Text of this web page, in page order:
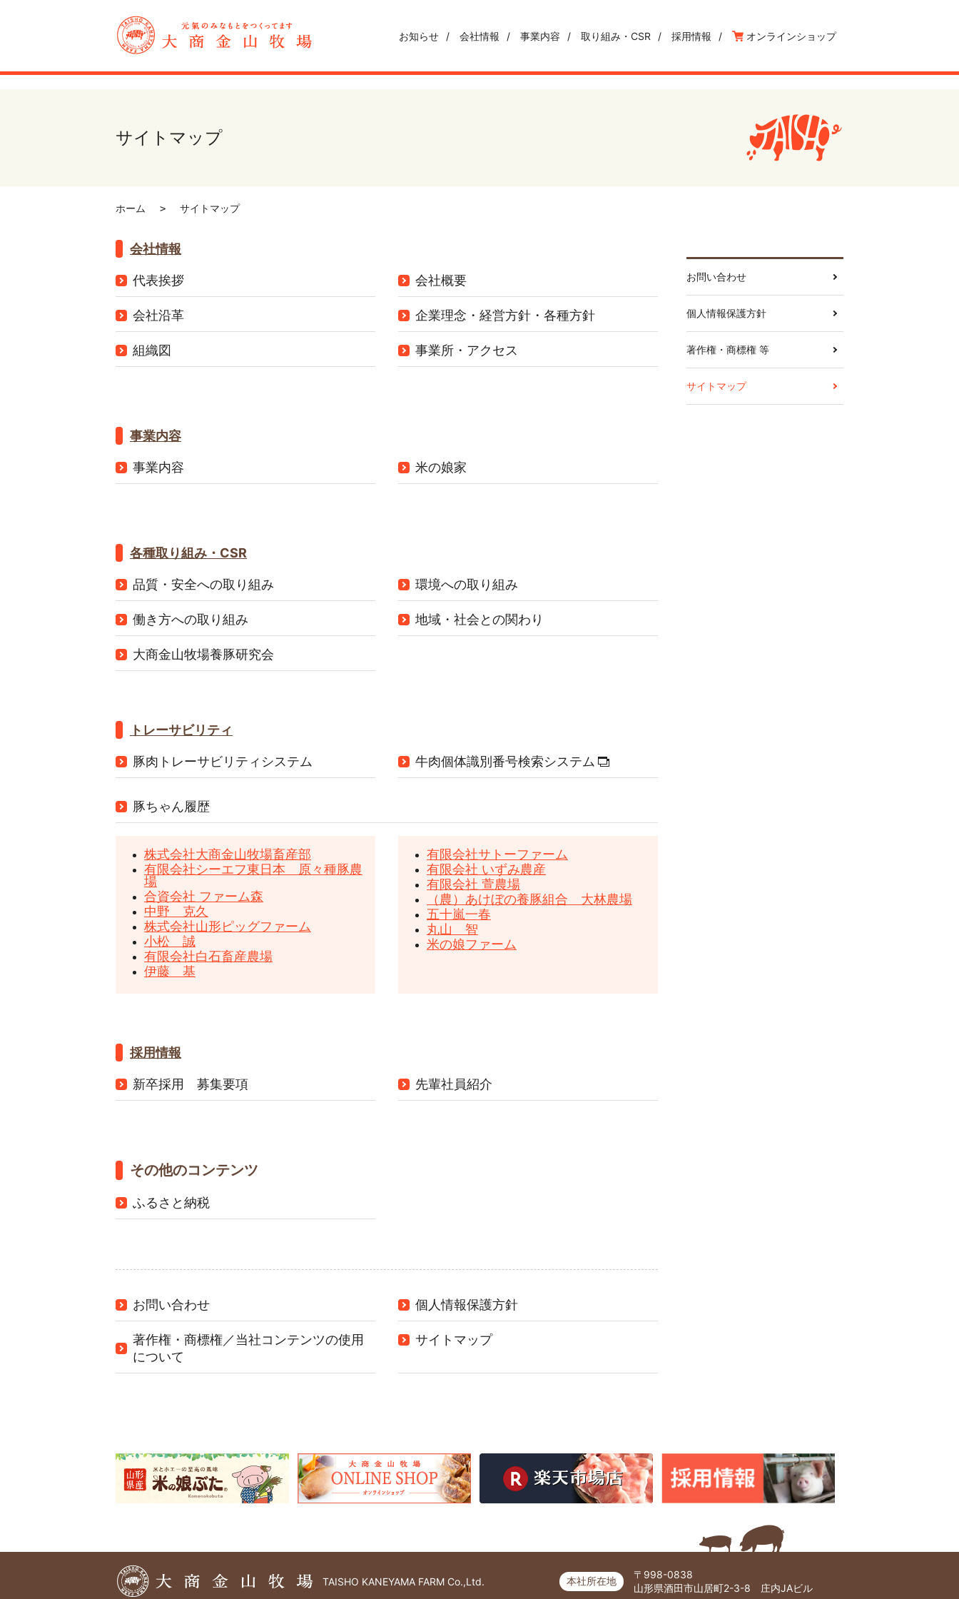
お知らせ 会社情報 事業内容 取り組み・CSR 採用情報 オンラインショップ
サイトマップ
ホーム サイトマップ
会社情報
代表挨拶 会社概要
会社沿革 企業理念・経営方針・各種方針
組織図 事業所・アクセス
事業内容
事業内容 米の娘家
各種取り組み・CSR
品質・安全への取り組み 環境への取り組み
働き方への取り組み 地域・社会との関わり
大商金山牧場養豚研究会
トレーサビリティ
豚肉トレーサビリティシステム 牛肉個体識別番号検索システム
豚ちゃん履歴
株式会社大商金山牧場畜産部
有限会社シーエフ東日本 原々種豚農
場
合資会社 ファーム森
中野 克久
株式会社山形ピッグファーム
小松 誠
有限会社白石畜産農場
伊藤 基
有限会社サトーファーム
有限会社 いずみ農産
有限会社 萱農場
（農）あけぼの養豚組合 大林農場
五十嵐一春
丸山 智
米の娘ファーム
採用情報
新卒採用 募集要項 先輩社員紹介
その他のコンテンツ
ふるさと納税
お問い合わせ 個人情報保護方針
著作権・商標権／当社コンテンツの使用
について
サイトマップ
お問い合わせ
個人情報保護方針
著作権・商標権 等
サイトマップ
TAISHO KANEYAMA FARM Co.,Ltd. 本社所在地
〒998-0838
山形県酒田市山居町2-3-8 庄内JAビル